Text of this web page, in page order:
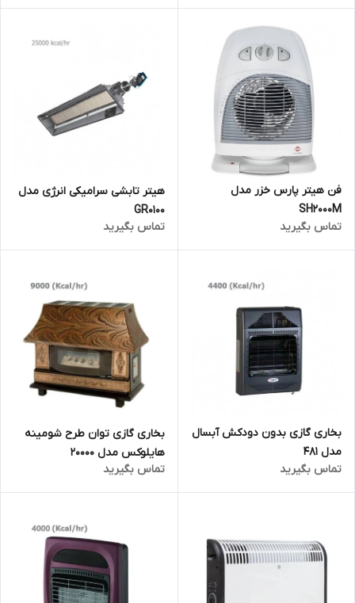
فن هیتر پارس خزر مدل
SH2000M
تماس بگیرید
هیتر تابشی سرامیکی انرژی مدل
GR0100
تماس بگیرید
بخاری گازی بدون دودکش آبسال
مدل 481
تماس بگیرید
بخاری گازی توان طرح شومینه
هایلوکس مدل 20000
تماس بگیرید